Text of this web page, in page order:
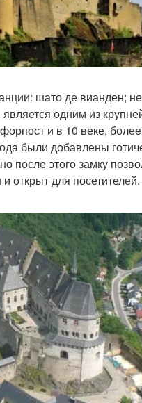
шато де вианден;
одним из
и в 10 веке,
были добавлены
после этого замку
для